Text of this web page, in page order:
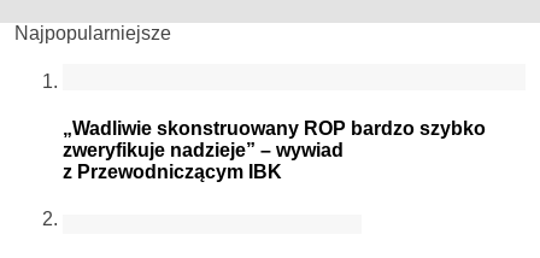
Najpopularniejsze
„Wadliwie skonstruowany ROP bardzo szybko
zweryfikuje nadzieje” – wywiad
z Przewodniczącym IBK